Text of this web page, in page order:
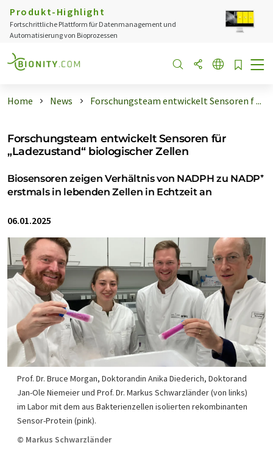
Produkt-Highlight
Fortschrittliche Plattform für Datenmanagement und
Automatisierung von Bioprozessen
Home News Forschungsteam entwickelt Sensoren f ...
Forschungsteam entwickelt Sensoren für
„Ladezustand“ biologischer Zellen
Biosensoren zeigen Verhältnis von NADPH zu NADP⁺
erstmals in lebenden Zellen in Echtzeit an
06.01.2025
Prof. Dr. Bruce Morgan, Doktorandin Anika Diederich, Doktorand
Jan-Ole Niemeier und Prof. Dr. Markus Schwarzländer (von links)
im Labor mit dem aus Bakterienzellen isolierten rekombinanten
Sensor-Protein (pink).
© Markus Schwarzländer